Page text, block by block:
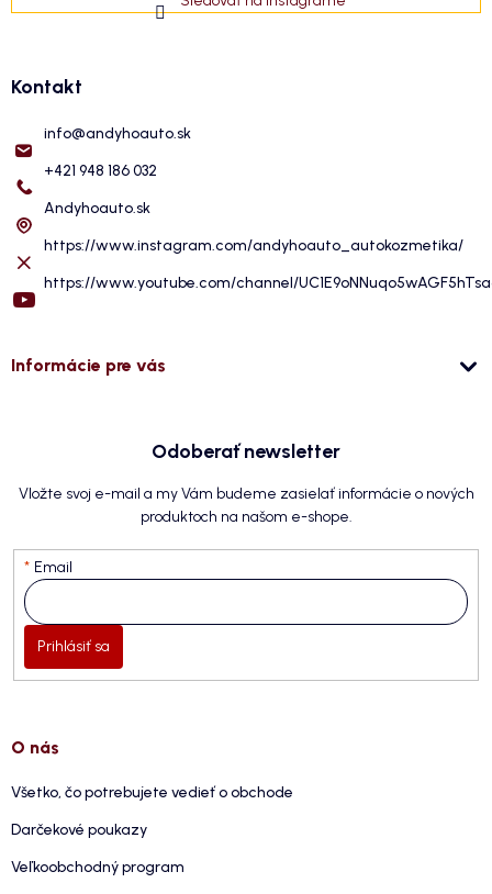
Kontakt
info@andyhoauto.sk
+421 948 186 032
Andyhoauto.sk
https://www.instagram.com/andyhoauto_autokozmetika/
https://www.youtube.com/channel/
Informácie pre vás
Odoberať newsletter
Vložte svoj e-mail a my Vám budeme zasielať informácie o nových
produktoch na našom e-shope.
Email
Prihlásiť sa
O nás
Všetko, čo potrebujete vedieť o obchode
Darčekové poukazy
Veľkoobchodný program